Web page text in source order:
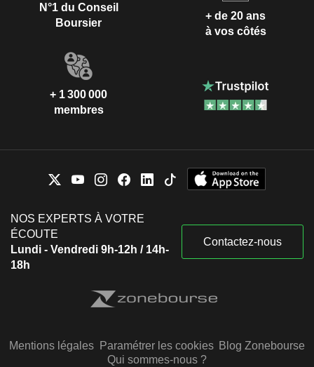
N°1 du Conseil
Boursier
+ de 20 ans
à vos côtés
+ 1 300 000
membres
NOS EXPERTS À VOTRE
ÉCOUTE
Lundi - Vendredi 9h-12h / 14h-
18h
Contactez-nous
Mentions légales Paramétrer les cookies Blog Zonebourse
Qui sommes-nous ?